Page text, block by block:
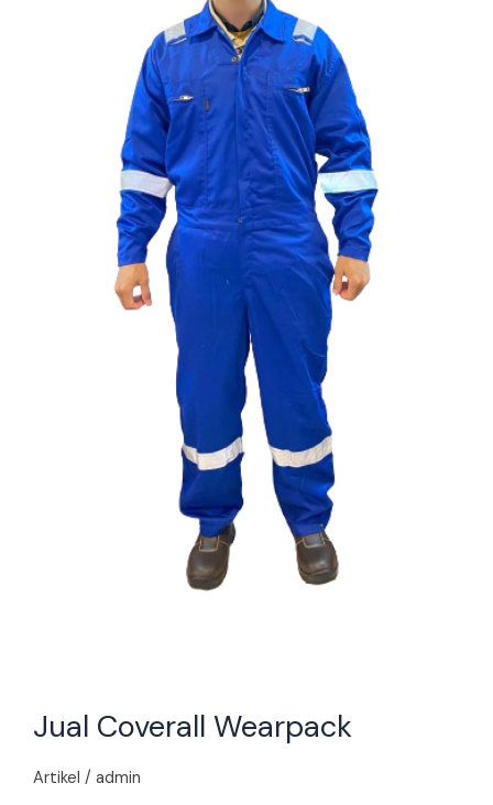
Jual Coverall Wearpack
Artikel / admin